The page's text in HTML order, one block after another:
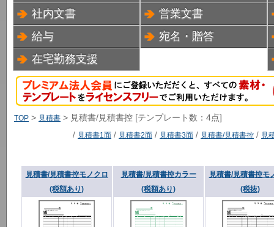
社内文書
給与
在宅勤務支援
営業文書
宛名・贈答
TOP > 見積書 > 見積書/見積書控 [テンプレート数：4点]
/ 見積書1面/ 見積書2面/ 見積書3面/ 見積書/見積書控/ 見
見積書/見積書控モノクロ
(税額あり)
見積書/見積書控カラー
(税額あり)
見積書/見積書控モ
(税抜)